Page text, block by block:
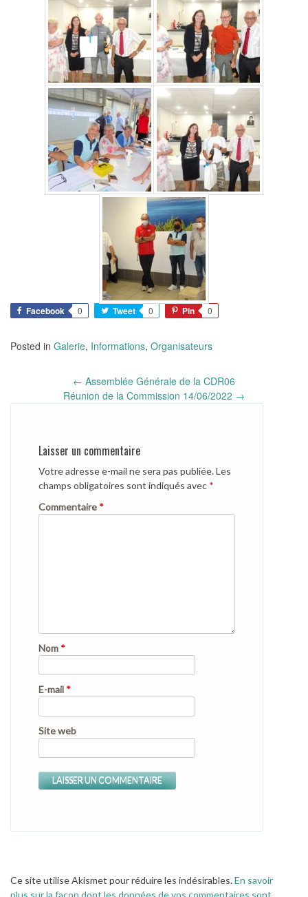
Facebook 0 Tweet 0 Pin 0
Posted in Galerie, Informations, Organisateurs
← Assemblée Générale de la CDR06
Réunion de la Commission 14/06/2022 →
Laisser un commentaire
Votre adresse e-mail ne sera pas publiée.Les
champs obligatoires sont indiqués avec *
Commentaire *
Nom *
E-mail *
Site web
Ce site utilise Akismet pour réduire les indésirables.En savoir
plus sur la façon dont les données de vos commentaires sont